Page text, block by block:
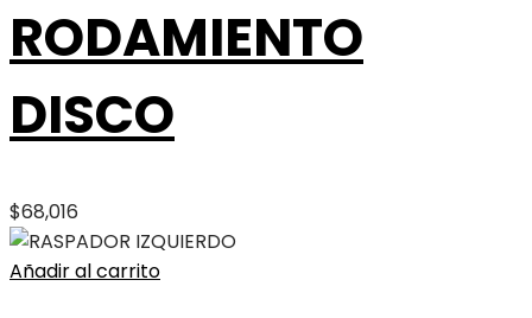
RODAMIENTO
DISCO
$68,016
Añadir al carrito